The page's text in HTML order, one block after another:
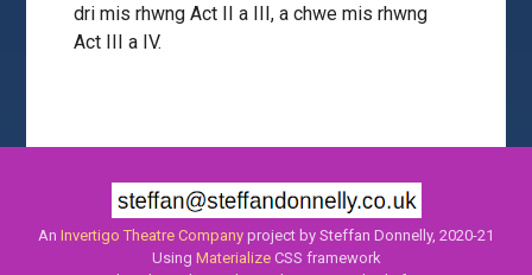
dri mis rhwng Act II a III, a chwe mis rhwng
Act III a IV.
An Invertigo Theatre Company project by Steffan Donnelly, 2020-21
Using MaterializeCSS framework